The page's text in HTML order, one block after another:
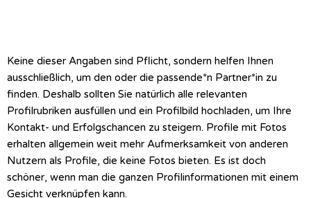
Keine dieser Angaben sind Pflicht, sondern helfen Ihnen
ausschließlich, um den oder die passende*n Partner*in zu
finden. Deshalb sollten Sie natürlich alle relevanten
Profilrubriken ausfüllen und ein Profilbild hochladen, um Ihre
Kontakt- und Erfolgschancen zu steigern. Profile mit Fotos
erhalten allgemein weit mehr Aufmerksamkeit von anderen
Nutzern als Profile, die keine Fotos bieten. Es ist doch
schöner, wenn man die ganzen Profilinformationen mit einem
Gesicht verknüpfen kann.